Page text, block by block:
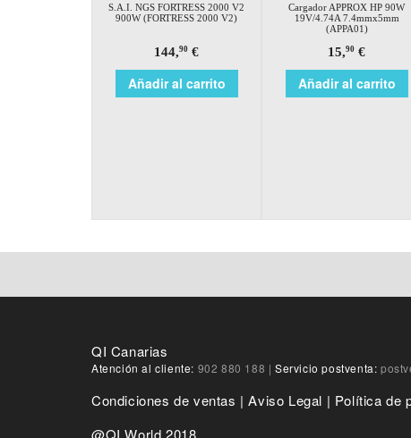
S.A.I. NGS FORTRESS 2000 V2
900W (FORTRESS 2000 V2)
144,90 €
Añadir al carrito
Cargador APPROX HP 90W
19V/4.74A 7.4mmx5mm
(APPA01)
15,90 €
Añadir al carrito
QI Canarias
Atención al cliente: 902 880 188 | Servicio postventa:
Condiciones de ventas |Aviso Legal | Política de
@QI World 2018